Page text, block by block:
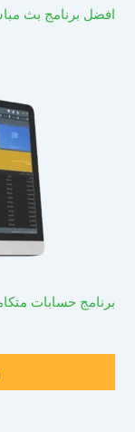
افضل برنامج بث
برنامج حسابات